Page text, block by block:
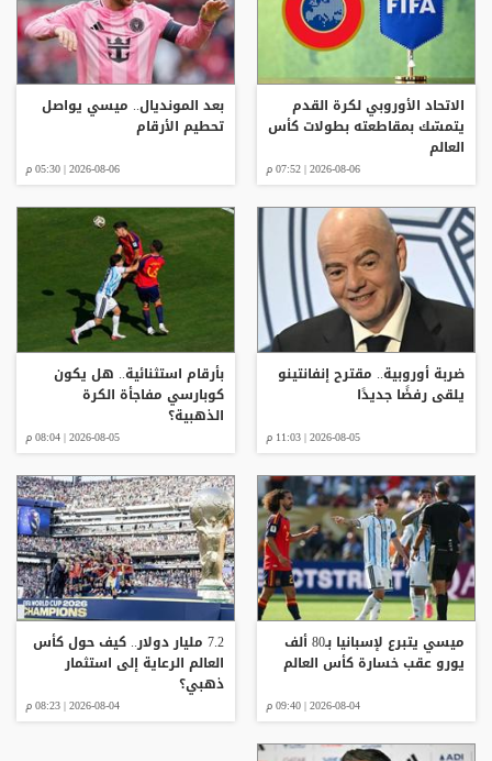
الاتحاد الأوروبي لكرة القدم
يتمسّك بمقاطعته بطولات كأس
العالم
2026-08-06 | 07:52 م
بعد المونديال.. ميسي يواصل
تحطيم الأرقام
2026-08-06 | 05:30 م
ضربة أوروبية.. مقترح إنفانتينو
يلقى رفضًا جديدًا
2026-08-05 | 11:03 م
بأرقام استثنائية.. هل يكون
كوبارسي مفاجأة الكرة
الذهبية؟
2026-08-05 | 08:04 م
ميسي يتبرع لإسبانيا بـ80 ألف
يورو عقب خسارة كأس العالم
2026-08-04 | 09:40 م
7.2 مليار دولار.. كيف حول كأس
العالم الرعاية إلى استثمار
ذهبي؟
2026-08-04 | 08:23 م